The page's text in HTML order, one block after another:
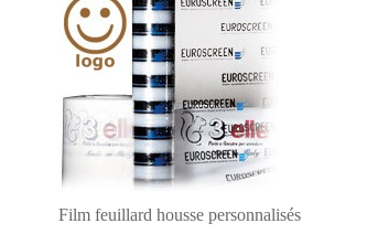
Film feuillard housse personnalisés